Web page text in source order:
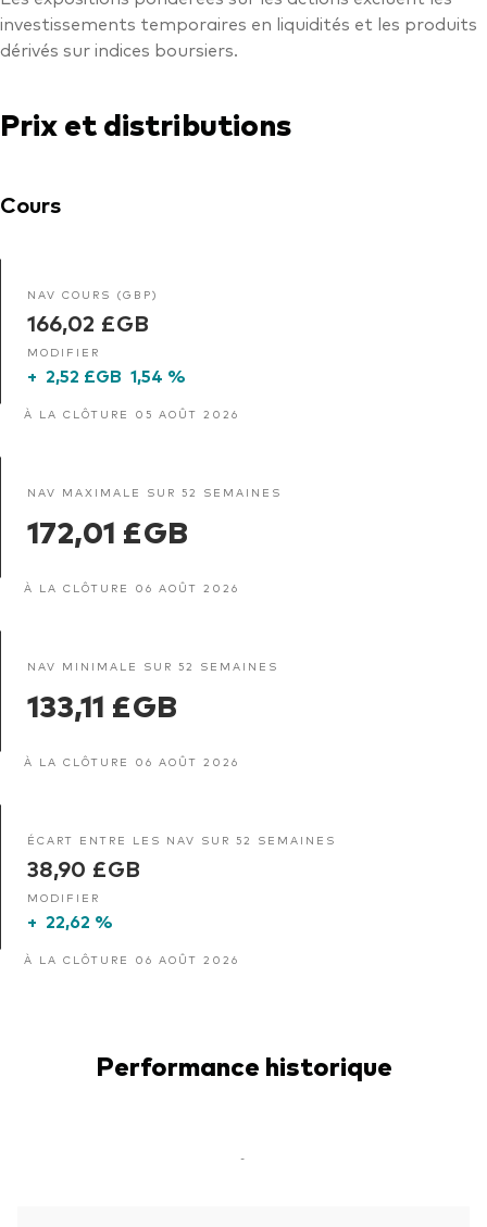
investissements temporaires en liquidités et les produits
dérivés sur indices boursiers.
Prix et distributions
Cours
NAV COURS (GBP)
166,02 £GB
MODIFIER
+ 2,52 £GB 1,54 %
À LA CLÔTURE 05 AOÛT 2026
NAV MAXIMALE SUR 52 SEMAINES
172,01 £GB
À LA CLÔTURE 06 AOÛT 2026
NAV MINIMALE SUR 52 SEMAINES
133,11 £GB
À LA CLÔTURE 06 AOÛT 2026
ÉCART ENTRE LES NAV SUR 52 SEMAINES
38,90 £GB
MODIFIER
+ 22,62 %
À LA CLÔTURE 06 AOÛT 2026
Performance historique
-